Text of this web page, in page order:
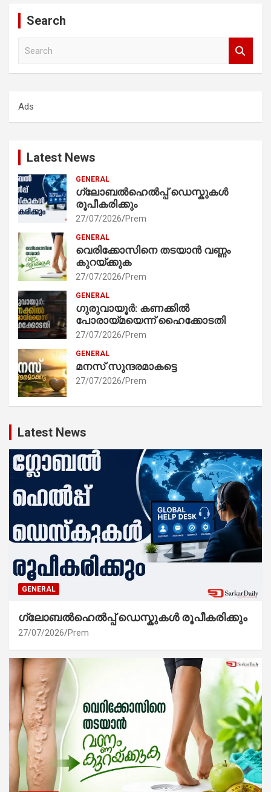
Search
h
Ads
Latest News
GENERAL
ഗ്ലോബൽഹെൽപ്പ് ഡെസ്കുകൾ
രൂപീകരിക്കും
27/07/2026 Prem
GENERAL
വെരിക്കോസിനെ തടയാൻ വണ്ണം
കുറയ്ക്കുക
27/07/2026 Prem
GENERAL
ഗുരുവായൂർ: കണക്കിൽ
പോരായ്മയെന്ന് ഹൈക്കോടതി
27/07/2026 Prem
GENERAL
മനസ് സുന്ദരമാകട്ടെ
27/07/2026 Prem
Latest News
GENERAL
ഗ്ലോബൽഹെൽപ്പ് ഡെസ്കുകൾ രൂപീകരിക്കും
27/07/2026 Prem